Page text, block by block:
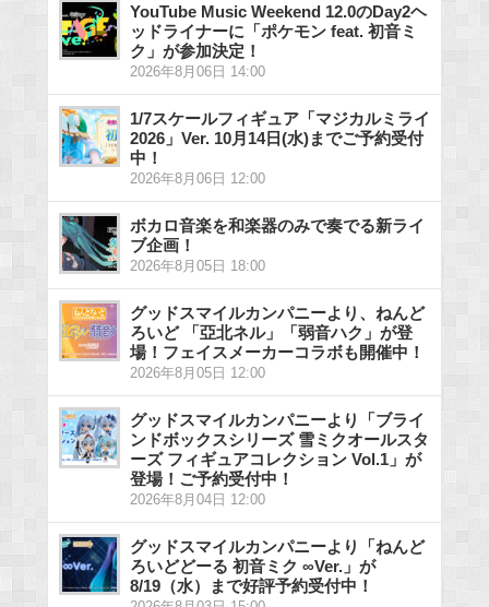
YouTube Music Weekend 12.0のDay2ヘ
ッドライナーに「ポケモン feat. 初音ミ
ク」が参加決定！
2026年8月06日 14:00
1/7スケールフィギュア「マジカルミライ
2026」Ver. 10月14日(水)までご予約受付
中！
2026年8月06日 12:00
ボカロ音楽を和楽器のみで奏でる新ライ
ブ企画！
2026年8月05日 18:00
グッドスマイルカンパニーより、ねんど
ろいど 「亞北ネル」「弱音ハク」が登
場！フェイスメーカーコラボも開催中！
2026年8月05日 12:00
グッドスマイルカンパニーより「ブライ
ンドボックスシリーズ 雪ミクオールスタ
ーズ フィギュアコレクション Vol.1」が
登場！ご予約受付中！
2026年8月04日 12:00
グッドスマイルカンパニーより「ねんど
ろいどどーる 初音ミク ∞Ver.」が
8/19（水）まで好評予約受付中！